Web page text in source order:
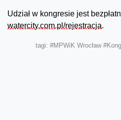
Udział w kongresie jest
watercity.com.pl/rejestracja.
tagi: #MPWiK Wrocław